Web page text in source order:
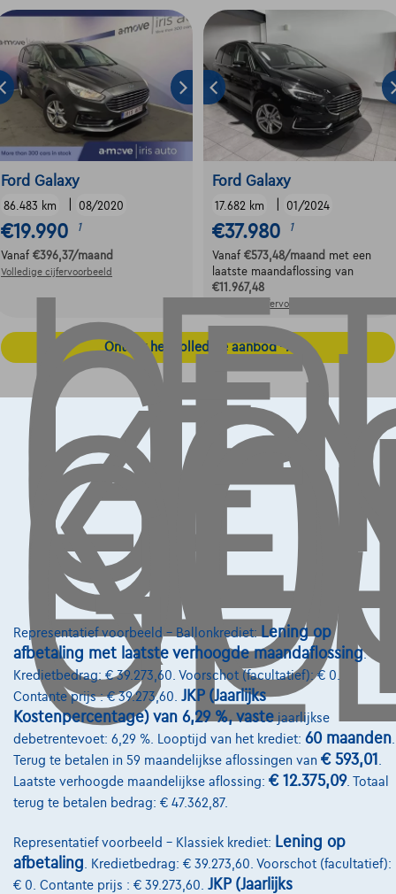
Ford Galaxy
86.483 km 08/2020
€19.990 1
Vanaf €396,37/maand
Volledige cijfervoorbeeld
Ford Galaxy
17.682 km 01/2024
€37.980 1
Vanaf €573,48/maand met een
laatste maandaflossing van
€11.967,48
Volledige cijfervoorbeeld
Ontdek het volledige aanbod
OP,
Representatief voorbeeld – Ballonkrediet:Lening op
afbetaling met laatste verhoogde maandaflossing.
Kredietbedrag: € 39.273,60. Voorschot (facultatief): € 0.
Contante prijs : € 39.273,60. JKP (Jaarlijks
Kostenpercentage) van 6,29 %, vastejaarlijkse
debetrentevoet: 6,29 %. Looptijd van het krediet: 60 maanden.
Terug te betalen in 59 maandelijkse aflossingen van € 593,01 .
Laatste verhoogde maandelijkse aflossing: € 12.375,09. Totaal
terug te betalen bedrag: € 47.362,87.
Representatief voorbeeld – Klassiek krediet: Lening op
afbetaling . Kredietbedrag: € 39.273,60. Voorschot (facultatief):
€ 0. Contante prijs : € 39.273,60. JKP (Jaarlijks
Contact
info@touringcarselect.be
Koning Albert II-laan 4, B12
1000 Brussel
Diensten & Oplossingen
Pechverhelping verzekering
Financiering
Autoverzekering
Over Ons